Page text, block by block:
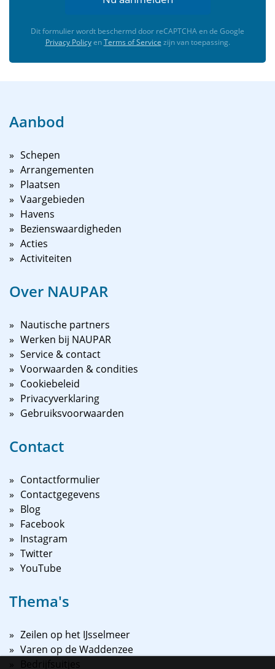
Dit formulier wordt beschermd door reCAPTCHA en de Google
Privacy PolicyenTerms of Service zijn van toepassing.
Aanbod
Schepen
Arrangementen
Plaatsen
Vaargebieden
Havens
Bezienswaardigheden
Acties
Activiteiten
Over NAUPAR
Nautische partners
Werken bij NAUPAR
Service & contact
Voorwaarden & condities
Cookiebeleid
Privacyverklaring
Gebruiksvoorwaarden
Contact
Contactformulier
Contactgegevens
Blog
Facebook
Instagram
Twitter
YouTube
Thema's
Zeilen op het IJsselmeer
Varen op de Waddenzee
Bedrijfsuitjes